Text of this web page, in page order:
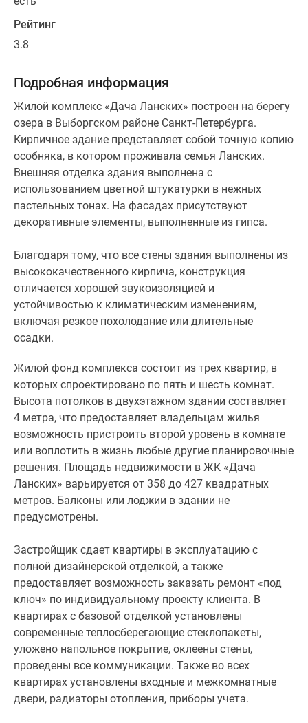
осадки.
фонд
состоит
из
трех
квартир,
в
которых
спроектировано
по
и
шесть
комнат.
Высота
потолков
в
здании
составляет
4
метра,
что
предоставляет
владельцам
жилья
возможность
пристроить
уровень
в
комнате
или
воплотить
в
жизнь
любые
другие
планировочные
Рейтинг
3.8
Подробная информация
Жилой комплекс «Дача Ланских» построен на берегу
озера в Выборгском районе Санкт-Петербурга.
Кирпичное здание представляет собой точную копию
особняка, в котором проживала семья Ланских.
Внешняя отделка здания выполнена с
использованием цветной штукатурки в нежных
пастельных тонах. На фасадах присутствуют
декоративные элементы, выполненные из гипса.
Благодаря тому, что все стены здания выполнены из
высококачественного кирпича, конструкция
отличается хорошей звукоизоляцией и
устойчивостью к климатическим изменениям,
включая резкое похолодание или длительные
осадки.
Жилой фонд комплекса состоит из трех квартир, в
которых спроектировано по пять и шесть комнат.
Высота потолков в двухэтажном здании составляет
4 метра, что предоставляет владельцам жилья
возможность пристроить второй уровень в комнате
или воплотить в жизнь любые другие планировочные
решения. Площадь недвижимости в ЖК «Дача
Ланских» варьируется от 358 до 427 квадратных
метров. Балконы или лоджии в здании не
предусмотрены.
Застройщик сдает квартиры в эксплуатацию с
полной дизайнерской отделкой, а также
предоставляет возможность заказать ремонт «под
ключ» по индивидуальному проекту клиента. В
квартирах с базовой отделкой установлены
современные теплосберегающие стеклопакеты,
уложено напольное покрытие, оклеены стены,
проведены все коммуникации. Также во всех
квартирах установлены входные и межкомнатные
двери, радиаторы отопления, приборы учета.